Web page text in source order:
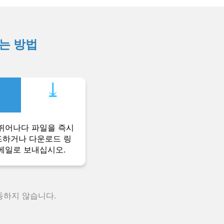
방법
⤓︎
어나다 파일을 즉시
하거나 다운로드 링
일로 보내십시오.
지 않습니다.